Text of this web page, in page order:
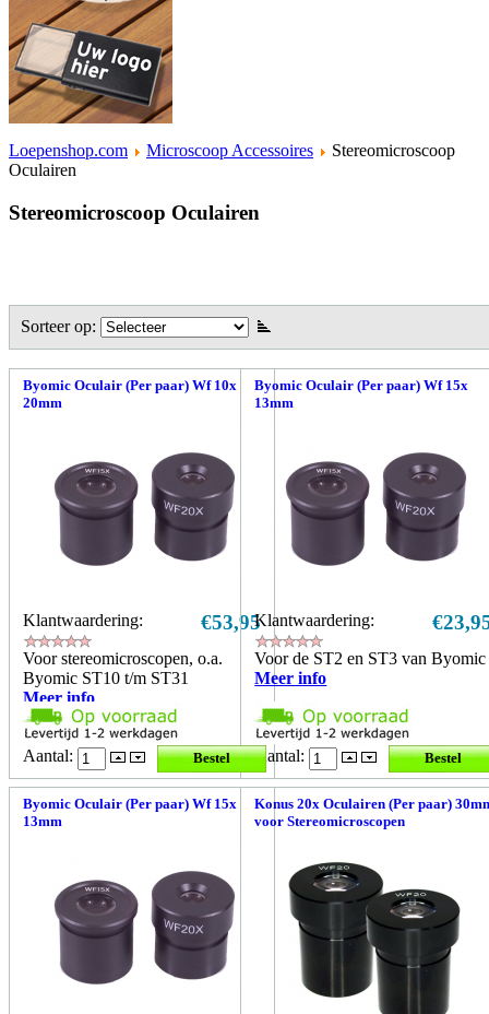
Loepenshop.com Microscoop Accessoires
Stereomicroscoop
Oculairen
Stereomicroscoop Oculairen
Sorteer op:
Byomic Oculair (Per paar) Wf 10x
20mm
Klantwaardering: €53,95
Voor stereomicroscopen, o.a.
Byomic ST10 t/m ST31
Meer info
Aantal:
Byomic Oculair (Per paar) Wf 15x
13mm
Klantwaardering:
Voor de ST2 en ST3 van Byomic
Meer info
Aantal:
Byomic Oculair (Per paar) Wf 15x
13mm
Konus 20x Oculairen (Per paar)
voor Stereomicroscopen